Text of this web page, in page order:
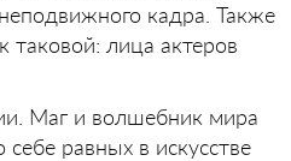
кадра. Также
таковой: лица актеров
Маг и волшебник мира
равных в искусстве